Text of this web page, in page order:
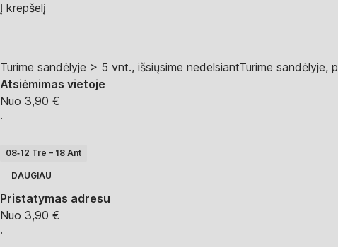
Į krepšelį
Turime sandėlyje > 5 vnt., išsiųsime nedelsiantTurime sandėlyje,
Atsiėmimas vietoje
Nuo 3,90 €
·
08‑12 Tre – 18 Ant
DAUGIAU
Pristatymas adresu
Nuo 3,90 €
·